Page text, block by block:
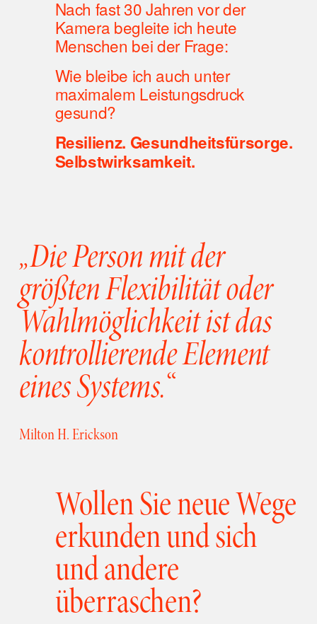
Nach fast 30 Jahren vor der
Kamera begleite ich heute
Menschen bei der Frage:
Wie bleibe ich auch unter
maximalem Leistungsdruck
gesund?
Resilienz. Gesundheitsfürsorge.
Selbstwirksamkeit.
„Die Person mit der
größten Flexibilität oder
Wahlmöglichkeit ist das
kontrollierende Element
eines Systems.“
Milton H. Erickson
Wollen Sie neue Wege
erkunden und sich
und andere
überraschen?